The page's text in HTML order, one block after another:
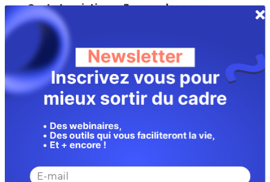
Carte touristique : 5 exemples pour
s’inspirer
Grégory Cassiau
19 septembre 2025 Carte touristique : 5
exemples pour s’inspirer De l’Italie à la
Vendée, en passant par la Lorraine, Les
Conteurs frôlent le 20/20 en géographie. Et
oui, nos clients préférés nous font voyager
à travers la France (voire le monde !) à